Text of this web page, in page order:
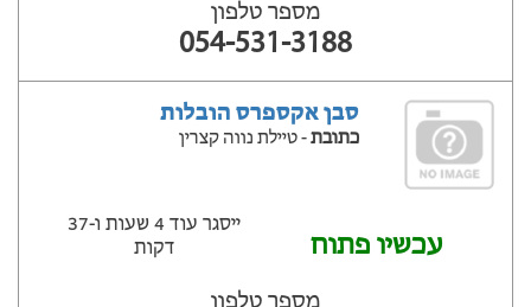
מספר טלפון
054-531-3188
סבן אקספרס הובלות
כתובת- טיילת נווה קצרין
עכשיו פתוח
ייסגר עוד 4 שעות ‫ו-37
דקות